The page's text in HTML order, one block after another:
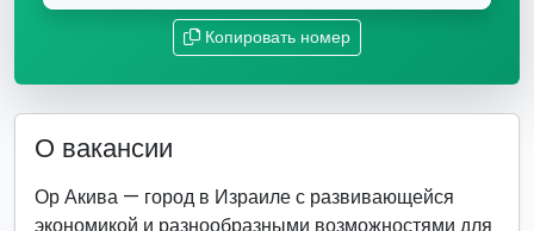
Копировать номер
О вакансии
Ор Акива — город в Израиле с развивающейся